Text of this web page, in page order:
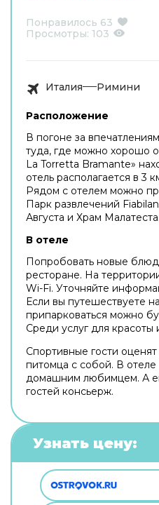
Понравилось 63
Просмотры: 103
Италия Римини
Расположение
В погоне за
туда, где можно хорошо
La Torretta Bramante»
отель располагается в 3
Рядом с отелем можно
Парк развлечений
Августа и Храм Малатеста.
В отеле
Попробовать новые
ресторане. На
Wi-Fi. Уточняйте
Если вы путешествуете
припарковаться можно
Среди услуг для красоты
Спортивные гости
питомца с собой. В
домашним любимцем. А
гостей консьерж.
Узнать цену: